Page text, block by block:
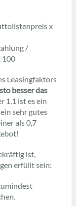
x
/
100
Leasingfaktors
besser das
1,1 ist es ein
sehr gutes
als 0,7
ist,
erfüllt sein: